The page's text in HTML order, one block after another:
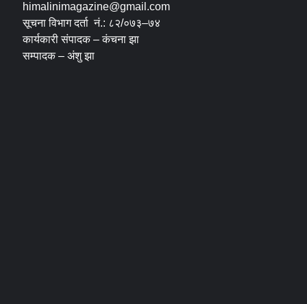
himalinimagazine@gmail.com
सूचना विभाग दर्ता नं.: ८२/०७३–७४
कार्यकारी संपादक – कंचना झा
सम्पादक – अंशु झा